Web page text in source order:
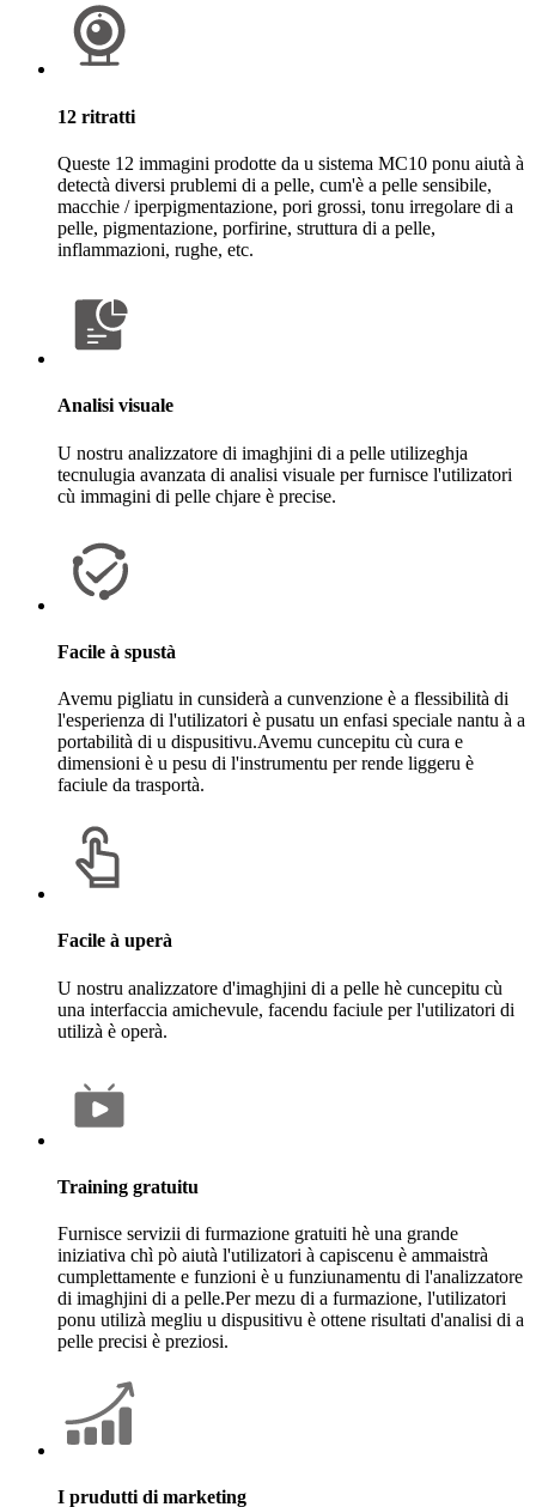
12 ritratti
Queste 12 immagini prodotte da u sistema MC10 ponu aiutà à
detectà diversi prublemi di a pelle, cum'è a pelle sensibile,
macchie / iperpigmentazione, pori grossi, tonu irregolare di a
pelle, pigmentazione, porfirine, struttura di a pelle,
inflammazioni, rughe, etc.
Analisi visuale
U nostru analizzatore di imaghjini di a pelle utilizeghja
tecnulugia avanzata di analisi visuale per furnisce l'utilizatori
cù immagini di pelle chjare è precise.
Facile à spustà
Avemu pigliatu in cunsiderà a cunvenzione è a flessibilità di
l'esperienza di l'utilizatori è pusatu un enfasi speciale nantu à a
portabilità di u dispusitivu.Avemu cuncepitu cù cura e
dimensioni è u pesu di l'instrumentu per rende liggeru è
faciule da trasportà.
Facile à uperà
U nostru analizzatore d'imaghjini di a pelle hè cuncepitu cù
una interfaccia amichevule, facendu faciule per l'utilizatori di
utilizà è operà.
Training gratuitu
Furnisce servizii di furmazione gratuiti hè una grande
iniziativa chì pò aiutà l'utilizatori à capiscenu è ammaistrà
cumplettamente e funzioni è u funziunamentu di l'analizzatore
di imaghjini di a pelle.Per mezu di a furmazione, l'utilizatori
ponu utilizà megliu u dispusitivu è ottene risultati d'analisi di a
pelle precisi è preziosi.
I prudutti di marketing